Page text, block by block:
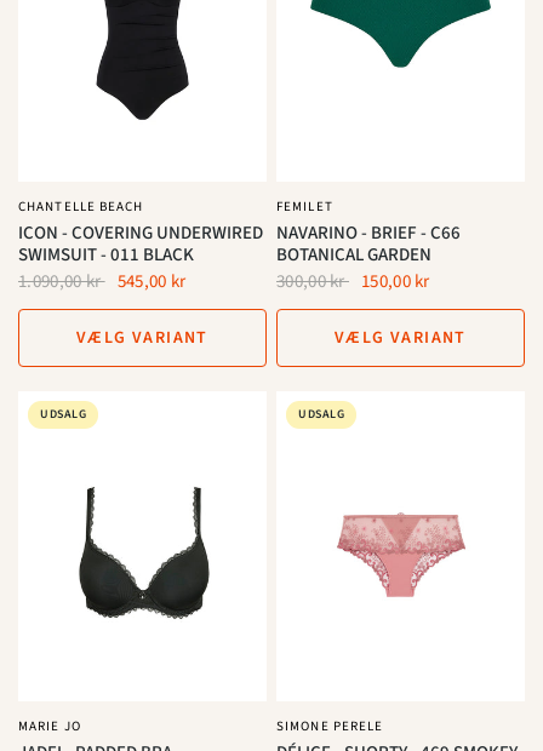
CHANTELLE BEACH
ICON - COVERING UNDERWIRED
SWIMSUIT - 011 BLACK
1.090,00 kr 545,00 kr
VÆLG VARIANT
FEMILET
NAVARINO - BRIEF - C66
BOTANICAL GARDEN
300,00 kr 150,00 kr
VÆLG VARIANT
UDSALG
MARIE JO
UDSALG
SIMONE PERELE